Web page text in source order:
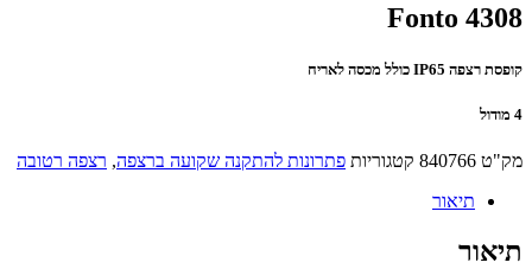
Fonto 4308
קופסת רצפה IP65 כולל מכסה לאריח
4 מודול
מק"ט 840766 קטגוריות פתרונות להתקנה שקועה ברצפה, רצפה רטובה
תיאור
תיאור